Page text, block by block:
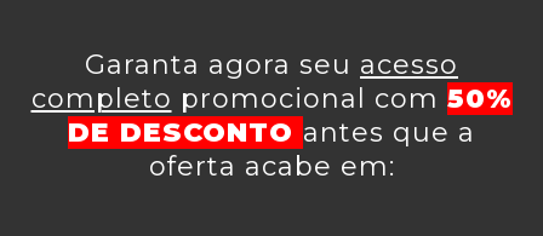
Garanta agora seu acesso
completo promocional com 50%
DE DESCONTO antes que a
oferta acabe em: